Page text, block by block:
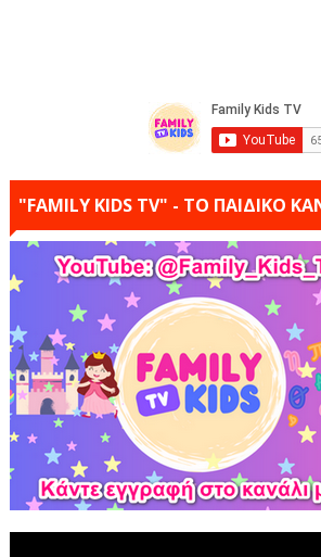
"FAMILY KIDS TV" - ΤΟ ΠΑΙΔΙΚΟ